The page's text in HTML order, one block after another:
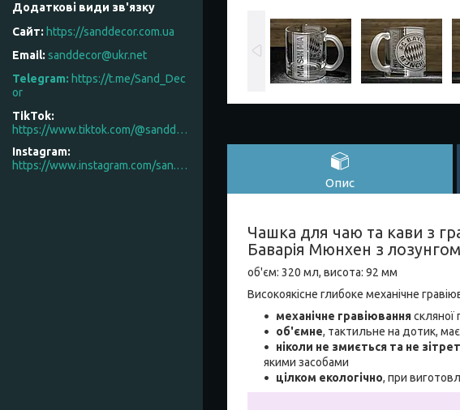
Опис
Чашка для чаю та кави з
Баварія Мюнхен з
об'єм: 320 мл, висота: 92 мм
Високоякісне глибоке механічне
механічне гравіюванняскляної
об'ємне, тактильне на дотик,
ніколи не змиється та не
якими засобами
цілком екологічно, при
https://sanddecor.com.ua
sanddecor@ukr.net
https://t.me/Sand_Dec
or
TikTok
https://www.tiktok.com/@sanddecor.com.ua
Instagram
https://www.instagram.com/san.d.decor/